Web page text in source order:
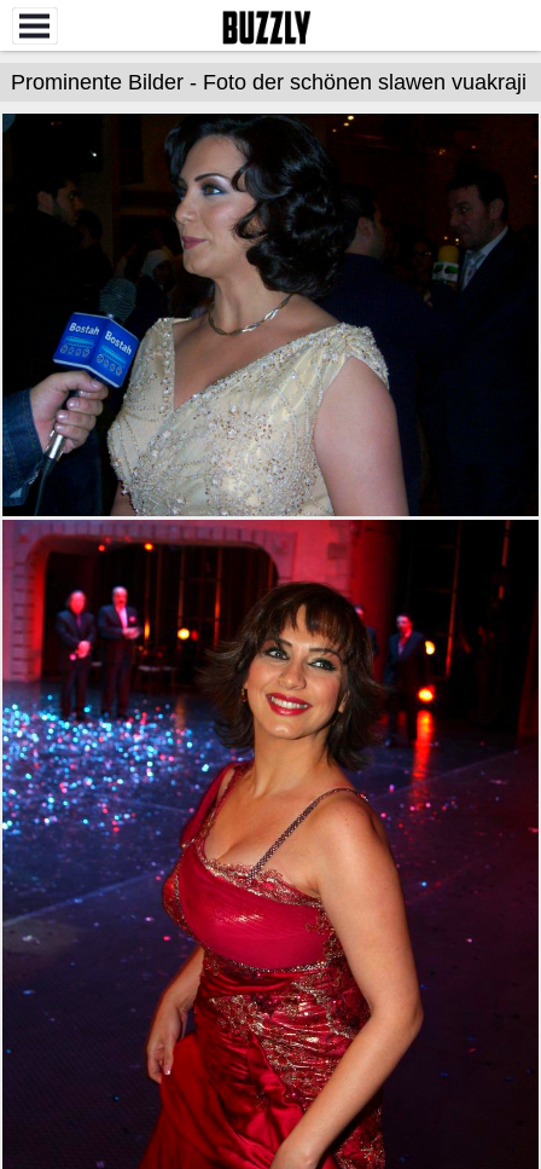
Prominente Bilder - Foto der schönen slawen vuakraji